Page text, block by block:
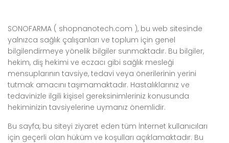
SONOFARMA ( shopnanotech.com ), bu web sitesinde
yalnızca sağlık çalışanları ve toplum için genel
bilgilendirmeye yönelik bilgiler sunmaktadır. Bu bilgiler,
hekim, diş hekimi ve eczacı gibi sağlık mesleği
mensuplarının tavsiye, tedavi veya önerilerinin yerini
tutmak amacını taşımamaktadır. Hastalıklarınız ve
tedavinizle ilgili kişisel gereksinimleriniz konusunda
hekiminizin tavsiyelerine uymanız önemlidir.
Bu sayfa, bu siteyi ziyaret eden tüm İnternet kullanıcıları
için geçerli olan hüküm ve koşulları açıklamaktadır. Bu